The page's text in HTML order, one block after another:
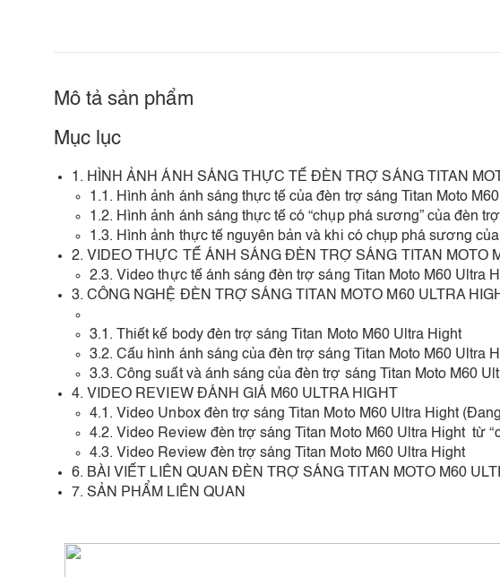
Mô tả sản phẩm
Mục lục
1. HÌNH ẢNH ÁNH SÁNG THỰC TẾ ĐÈN TRỢ SÁNG TITAN
1.1. Hình ảnh ánh sáng thực tế của đèn trợ sáng Titan Moto
1.2. Hình ảnh ánh sáng thực tế có “chụp phá sương” của đèn
1.3. Hình ảnh thực tế nguyên bản và khi có chụp phá sương
2. VIDEO THỰC TẾ ÁNH SÁNG ĐÈN TRỢ SÁNG TITAN MOTO
2.3. Video thực tế ánh sáng đèn trợ sáng Titan Moto M60 Ultra
3. CÔNG NGHỆ ĐÈN TRỢ SÁNG TITAN MOTO M60 ULTRA
3.1. Thiết kế body đèn trợ sáng Titan Moto M60 Ultra Hight
3.2. Cấu hình ánh sáng của đèn trợ sáng Titan Moto M60 Ultra
3.3. Công suất và ánh sáng của đèn trợ sáng Titan Moto M60
4. VIDEO REVIEW ĐÁNH GIÁ M60 ULTRA HIGHT
4.1. Video Unbox đèn trợ sáng Titan Moto M60 Ultra Hight
4.2. Video Review đèn trợ sáng Titan Moto M60 Ultra Hight từ
4.3. Video Review đèn trợ sáng Titan Moto M60 Ultra Hight
6. BÀI VIẾT LIÊN QUAN ĐÈN TRỢ SÁNG TITAN MOTO M60
7. SẢN PHẨM LIÊN QUAN